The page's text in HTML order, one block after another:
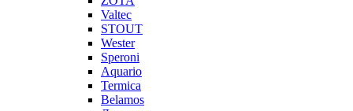
Valtec
STOUT
Wester
Speroni
Aquario
Termica
Belamos